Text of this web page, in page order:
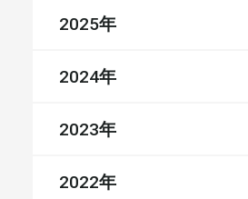
2025年
2024年
2023年
2022年